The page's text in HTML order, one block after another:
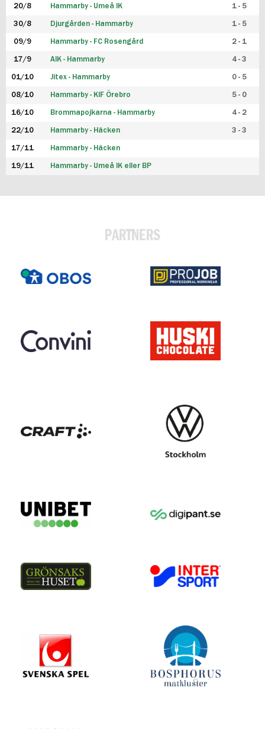
20/8 Hammarby - Umeå IK 1 - 5
30/8 Djurgården - Hammarby 1 - 5
09/9 Hammarby - FC Rosengård 2 - 1
17/9 AIK - Hammarby 4 - 3
01/10 Jitex - Hammarby 0 - 5
08/10 Hammarby - KIF Örebro 5 - 0
16/10 Brommapojkarna - Hammarby 4 - 2
22/10 Hammarby - Häcken 3 - 3
17/11 Hammarby - Häcken
19/11 Hammarby - Umeå IK eller BP
PARTNERS